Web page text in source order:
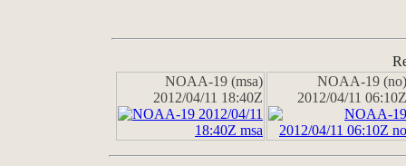
NOAA-19 (msa)
2012/04/11 18:40Z
NOAA-19 (no)
2012/04/11 06:10Z